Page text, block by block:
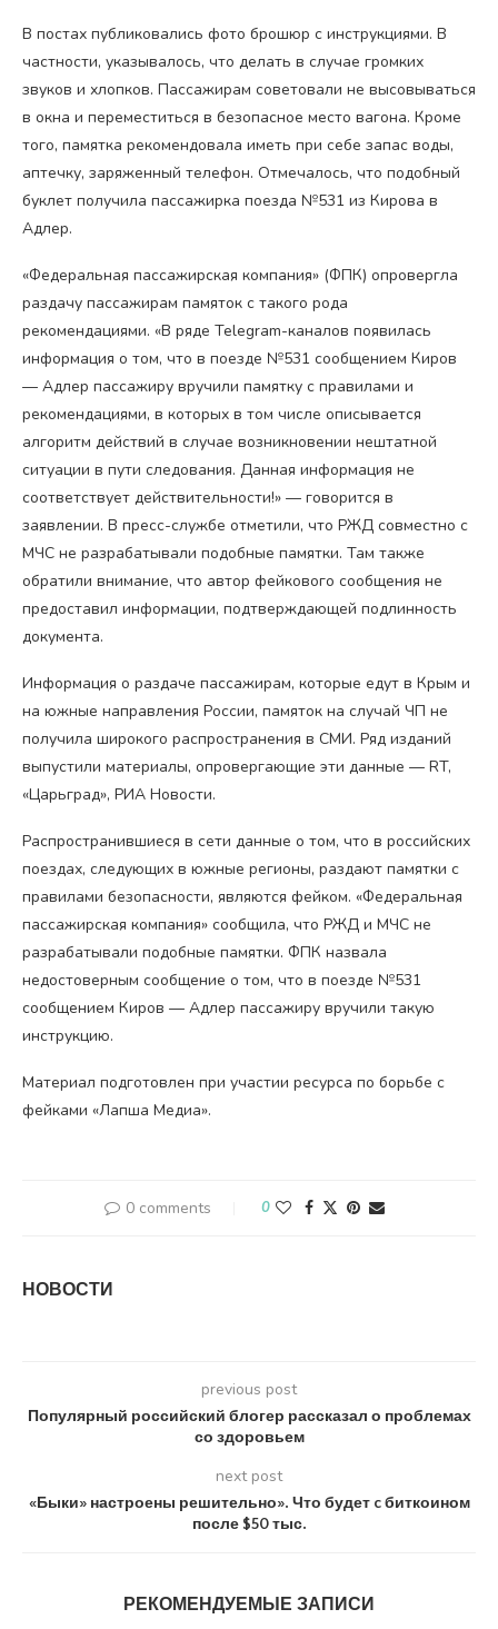
В постах публиковались фото брошюр с инструкциями. В
частности, указывалось, что делать в случае громких
звуков и хлопков. Пассажирам советовали не высовываться
в окна и переместиться в безопасное место вагона. Кроме
того, памятка рекомендовала иметь при себе запас воды,
аптечку, заряженный телефон. Отмечалось, что подобный
буклет получила пассажирка поезда №531 из Кирова в
Адлер.
«Федеральная пассажирская компания» (ФПК) опровергла
раздачу пассажирам памяток с такого рода
рекомендациями. «В ряде Telegram-каналов появилась
информация о том, что в поезде №531 сообщением Киров
— Адлер пассажиру вручили памятку с правилами и
рекомендациями, в которых в том числе описывается
алгоритм действий в случае возникновении нештатной
ситуации в пути следования. Данная информация не
соответствует действительности!» — говорится в
заявлении. В пресс-службе отметили, что РЖД совместно с
МЧС не разрабатывали подобные памятки. Там также
обратили внимание, что автор фейкового сообщения не
предоставил информации, подтверждающей подлинность
документа.
Информация о раздаче пассажирам, которые едут в Крым и
на южные направления России, памяток на случай ЧП не
получила широкого распространения в СМИ. Ряд изданий
выпустили материалы, опровергающие эти данные — RT,
«Царьград», РИА Новости.
Распространившиеся в сети данные о том, что в российских
поездах, следующих в южные регионы, раздают памятки с
правилами безопасности, являются фейком. «Федеральная
пассажирская компания» сообщила, что РЖД и МЧС не
разрабатывали подобные памятки. ФПК назвала
недостоверным сообщение о том, что в поезде №531
сообщением Киров — Адлер пассажиру вручили такую
инструкцию.
Материал подготовлен при участии ресурса по борьбе с
фейками «Лапша Медиа».
0 comments 0
НОВОСТИ
previous post
Популярный российский блогер рассказал о проблемах
со здоровьем
next post
«Быки» настроены решительно». Что будет c биткоином
после $50 тыс.
РЕКОМЕНДУЕМЫЕ ЗАПИСИ